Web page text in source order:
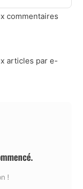
commentaires
articles par e-
!